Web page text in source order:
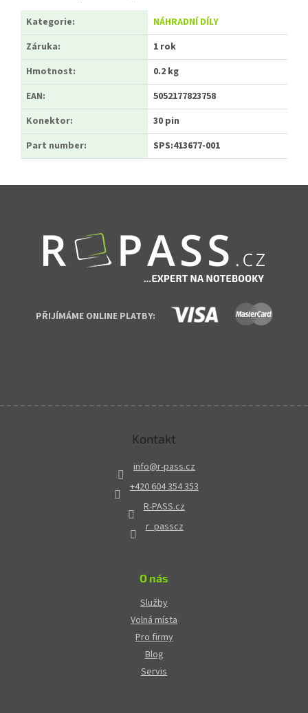
Kategorie:
NÁHRADNÍ DÍLY
Záruka:
1 rok
Hmotnost:
0.2 kg
EAN:
5052177823758
Konektor:
30 pin
Part number: SPS:413677-001
PŘIJÍMÁME ONLINE PLATBY:
Kontakt
info@r-pass.cz
+420 604 354 353
R-PASS.cz
r_passcz
O nás
Služby
Volná místa
Pro firmy
Blog
Servis